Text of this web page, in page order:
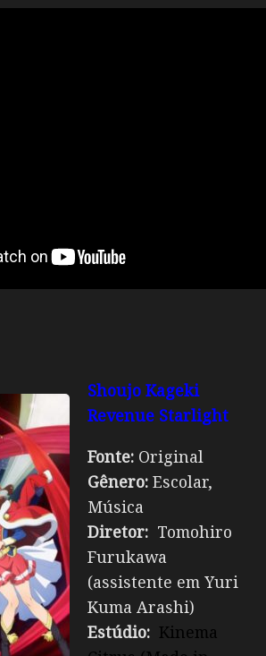
Shoujo Kageki
Revenue Starlight
Fonte: Original
Gênero: Escolar,
Música
Diretor: Tomohiro
Furukawa
(assistente em Yuri
Kuma Arashi)
Estúdio: Kinema